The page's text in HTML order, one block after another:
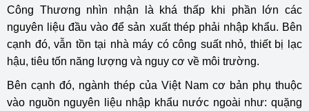
Công Thương nhìn nhận là khá thấp khi phần lớn các
nguyên liệu đầu vào để sản xuất thép phải nhập khẩu. Bên
cạnh đó, vẫn tồn tại nhà máy có công suất nhỏ, thiết bị lạc
hậu, tiêu tốn năng lượng và nguy cơ về môi trường.
Bên cạnh đó, ngành thép của Việt Nam cơ bản phụ thuộc
vào nguồn nguyên liệu nhập khẩu nước ngoài như: quặng